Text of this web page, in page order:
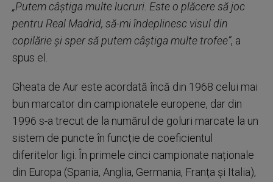
„Putem câștiga multe lucruri. Este o plăcere să joc
pentru Real Madrid, să-mi îndeplinesc visul din
copilărie și sper să putem câștiga multe trofee”, a
spus el.
Gheata de Aur este acordată încă din 1968 celui mai
bun marcator din campionatele europene, dar din
1996 s-a trecut de la numărul de goluri marcate la un
sistem de puncte în funcție de coeficientul
diferitelor ligi. În primele cinci campionate naționale
din Europa (Spania, Anglia, Germania, Franța și Italia),